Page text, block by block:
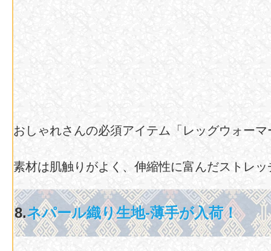
おしゃれさんの必須アイテム「レッグウォー
素材は肌触りがよく、伸縮性に富んだストレ
8.ネパール織り生地-薄手が入荷！